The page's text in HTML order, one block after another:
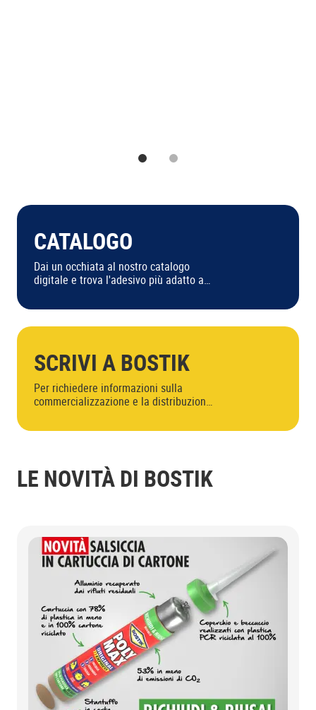
1 2
CATALOGO
Dai un occhiata al nostro catalogo
digitale e trova l'adesivo più adatto a
SCRIVI A BOSTIK
Per richiedere informazioni sulla
commercializzazione e la distribuzione
eventuali problematiche, utilizza
LE NOVITÀ DI BOSTIK